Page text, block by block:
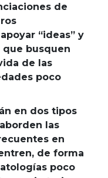
de
“ideas” y
busquen
de las
poco
en dos tipos
las
en
de forma
poco